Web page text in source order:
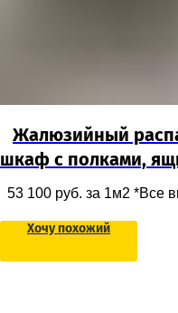
Жалюзийный
шкаф с полками,
штангой из МДФ
одежды под
стену
53 100 руб. за 1м2 *Все
Хочу похожий